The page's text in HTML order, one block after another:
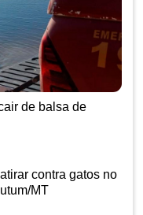
de balsa de
contra gatos no
MT